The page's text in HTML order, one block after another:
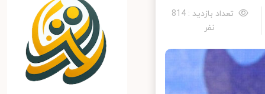
تعداد بازدید : 814
نفر